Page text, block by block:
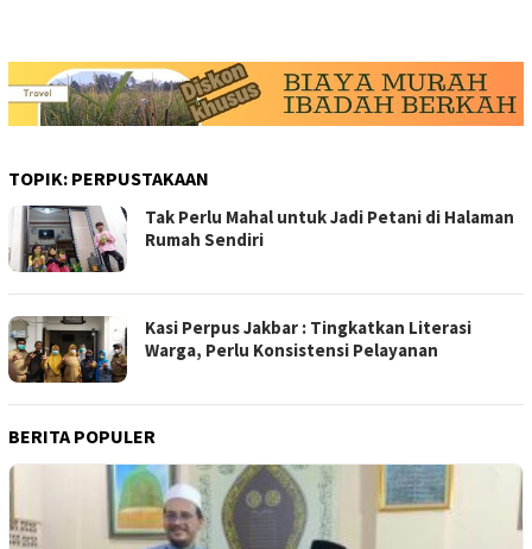
TOPIK: PERPUSTAKAAN
Tak Perlu Mahal untuk Jadi Petani di Halaman
Rumah Sendiri
Kasi Perpus Jakbar : Tingkatkan Literasi
Warga, Perlu Konsistensi Pelayanan
BERITA POPULER